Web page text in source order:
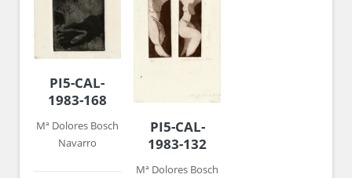
PI5-CAL-
1983-168
Mª Dolores Bosch
Navarro
PI5-CAL-
1983-132
Mª Dolores Bosch